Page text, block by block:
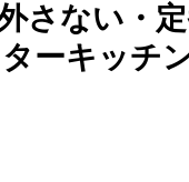
さない・
ーキッチ